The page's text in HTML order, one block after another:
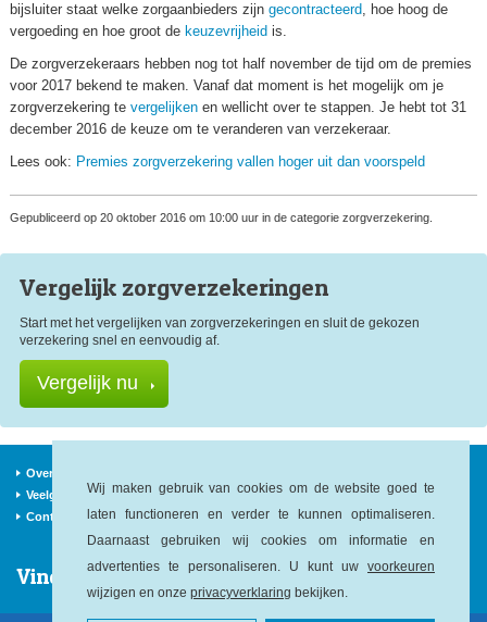
Wij maken gebruik van cookies om de website goed te
laten functioneren en verder te kunnen optimaliseren.
Daarnaast gebruiken wij cookies om informatie en
advertenties te personaliseren. U kunt uw voorkeuren
wijzigen en onze privacyverklaring bekijken.
bijsluiter staat welke zorgaanbieders zijn gecontracteerd, hoe hoog de
vergoeding en hoe groot de keuzevrijheid is.
De zorgverzekeraars hebben nog tot half november de tijd om de premies
voor 2017 bekend te maken. Vanaf dat moment is het mogelijk om je
zorgverzekering te vergelijken en wellicht over te stappen. Je hebt tot 31
december 2016 de keuze om te veranderen van verzekeraar.
Lees ook: Premies zorgverzekering vallen hoger uit dan voorspeld
Gepubliceerd op 20 oktober 2016 om 10:00 uur in de categorie zorgverzekering.
Vergelijk zorgverzekeringen
Start met het vergelijken van zorgverzekeringen en sluit de gekozen
verzekering snel en eenvoudig af.
Vergelijk nu
Over ons
Veelgestelde vragen
Begrippen
Sitemap
Contact
Vind ons op: